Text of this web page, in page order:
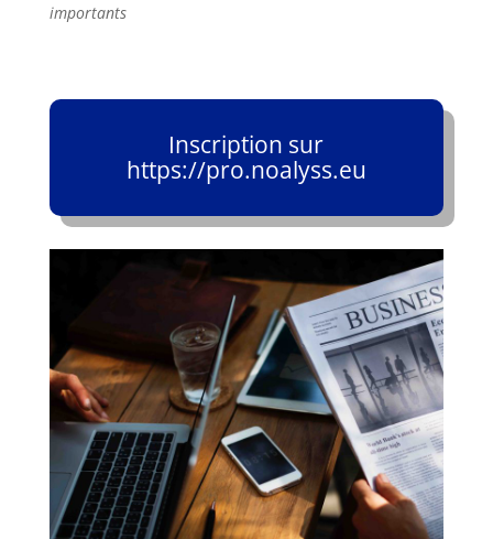
importants
Inscription sur
https://pro.noalyss.eu